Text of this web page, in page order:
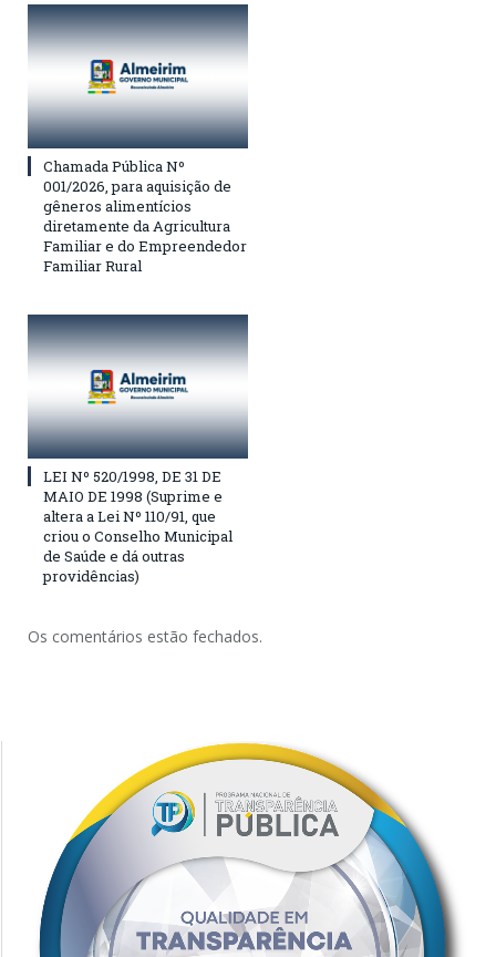
Chamada Pública Nº
001/2026, para aquisição de
gêneros alimentícios
diretamente da Agricultura
Familiar e do Empreendedor
Familiar Rural
LEI Nº 520/1998, DE 31 DE
MAIO DE 1998 (Suprime e
altera a Lei Nº 110/91, que
criou o Conselho Municipal
de Saúde e dá outras
providências)
Os comentários estão fechados.